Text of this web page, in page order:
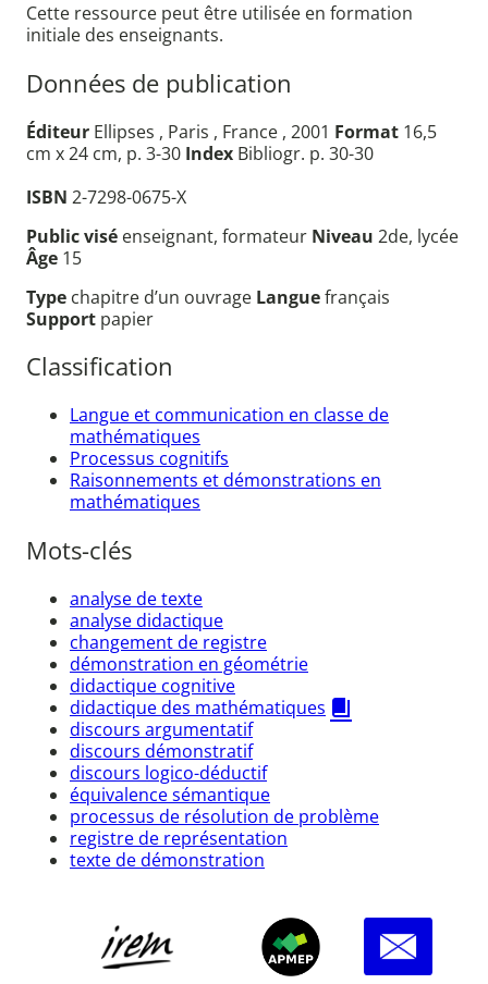
Cette ressource peut être utilisée en formation
initiale des enseignants.
Données de publication
Éditeur Ellipses , Paris , France , 2001 Format 16,5
cm x 24 cm, p. 3-30 Index Bibliogr. p. 30-30
ISBN 2-7298-0675-X
Public visé enseignant, formateur Niveau 2de, lycée
Âge 15
Type chapitre d’un ouvrage Languefrançais
Support papier
Classification
Langue et communication en classe de
mathématiques
Processus cognitifs
Raisonnements et démonstrations en
mathématiques
Mots-clés
analyse de texte
analyse didactique
changement de registre
démonstration en géométrie
didactique cognitive
didactique des mathématiques
discours argumentatif
discours démonstratif
discours logico-déductif
équivalence sémantique
processus de résolution de problème
registre de représentation
texte de démonstration